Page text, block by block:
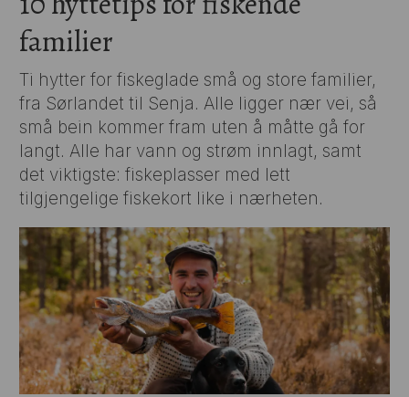
familier
Ti hytter for fiskeglade små og store familier,
fra Sørlandet til Senja. Alle ligger nær vei, så
små bein kommer fram uten å måtte gå for
langt. Alle har vann og strøm innlagt, samt
det viktigste: fiskeplasser med lett
tilgjengelige fiskekort like i nærheten.